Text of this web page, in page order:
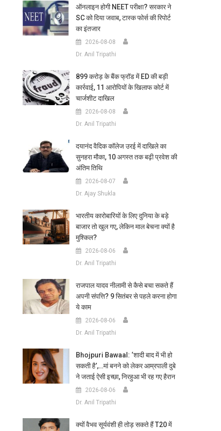
ऑनलाइन होगी NEET परीक्षा? सरकार ने
SC को दिया जवाब, टास्क फोर्स की रिपोर्ट
का इंतजार
2026-08-08
Dr. Anil Tripathi
899 करोड़ के बैंक फ्रॉड में ED की बड़ी
कार्रवाई, 11 आरोपियों के खिलाफ कोर्ट में
चार्जशीट दाखिल
2026-08-08
Dr. Anil Tripathi
दयानंद वैदिक कॉलेज उरई में दाखिले का
सुनहरा मौका, 10 अगस्त तक बढ़ी प्रवेश की
अंतिम तिथि
2026-08-07
Dr. Ajay Shukla
भारतीय कारोबारियों के लिए दुनिया के बड़े
बाजार तो खुल गए, लेकिन माल बेचना क्यों है
मुश्किल?
2026-08-06
Dr. Anil Tripathi
राजपाल यादव नीलामी से कैसे बचा सकते हैं
अपनी संपत्ति? 9 सितंबर से पहले करना होगा
ये काम
2026-08-06
Dr. Anil Tripathi
Bhojpuri Bawaal: ‘शादी बाद में भी हो
सकती है’,…मां बनने को लेकर आम्रपाली दुबे
ने जताई ऐसी इच्छा, निरहुआ भी रह गए हैरान
2026-08-06
Dr. Anil Tripathi
क्यों वैभव सूर्यवंशी ही तोड़ सकते हैं T20 में